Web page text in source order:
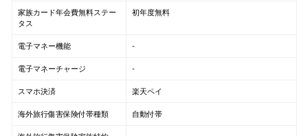
家族カード年会費無料ステー
タス
初年度無料
電子マネー機能 -
電子マネーチャージ -
スマホ決済 楽天ペイ
海外旅行傷害保険付帯種類 自動付帯